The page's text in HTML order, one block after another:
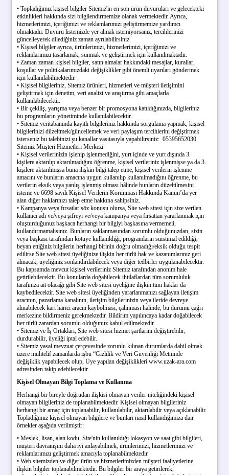
• Topladığımız kişisel bilgiler Sitemiz'in en son ürün duyuruları ve gelecekteki
etkinlikleri hakkında sizi bilgilendirmemize olanak vermektedir. Ayrıca,
hizmetlerimizi, içeriğimizi ve reklamlarımızı geliştirmemize yardımcı
olmaktadır. Duyuru listemizde yer almak istemiyorsanız, tercihlerinizi
güncelleyerek dilediğiniz zaman ayrılabilirsiniz.
• Kişisel bilgiler ayrıca, ürünlerimizi, hizmetlerimizi, içeriğimizi ve
reklamlarımızı tasarlamak, sunmak ve geliştirmek için kullanılmaktadır.
• Zaman zaman kişisel bilgiler, satın almalar hakkındaki mesajlar, kurallar,
koşullar ve politikalarımızdaki değişiklikler gibi önemli uyarıları göndermek
için kullanılabilmektedir.
• Kişisel bilgileriniz, Sitemiz ürünleri, hizmetleri ve müşteri iletişimini
geliştirmek için denetim, veri analizi ve araştırma gibi amaçlarla
kullanılabilecektir.
• Bir çekiliş, yarışma veya benzer bir promosyona katıldığınızda, bilgileriniz
bu programların yönetiminde kullanılabilecektir.
• Sitemiz veritabanında kayıtlı bilgileriniz hakkında sorgulama yapmak, kişisel
bilgilerinizi düzeltmek/güncellemek ve veri paylaşım tercihlerini değiştirmek
isterseniz bu talebinizi şu kanallar vasıtasıyla yapabilirsiniz: 05395652030
Sitemiz Müşteri Hizmetleri Merkezi
• Kişisel verilerinizin işlenip işlenmediğini, yurt içinde ve yurt dışında 3.
kişilere aktarılıp aktarılmadığını öğrenme, kişisel verileriniz işlenmişse ya da 3.
kişilere aktarılmışsa buna ilişkin bilgi talep etme, kişisel verilerin işlenme
amacını ve bunların amacına uygun kullanılıp kullanılmadığını öğrenme, bu
verilerin eksik veya yanlış işlenmiş olması hâlinde bunların düzeltilmesini
isteme ve 6698 sayılı Kişisel Verilerin Korunması Hakkında Kanun’da yer
alan diğer haklarınızı talep etme hakkına sahipsiniz.
• Kampanya veya fırsatlar söz konusu olursa, Site web sitesi için size verilen
kullanıcı adı ve/veya şifreyi ve/veya kampanya veya fırsattan yararlanmak için
oluşturduğunuz başkaca herhangi bir bilgiyi başkasına vermemeli,
kullandırmamalısınız. Bunların saklanmasından sorumlu olduğunuzdan, sizin
veya başkası tarafından kötüye kullanıldığı, programların suistimal edildiği,
beyan ettiğiniz bilgilerin herhangi birinin doğru olmadığı/eksik olduğu tespit
edilirse Site web sitesi üyeliğinize ilişkin her türlü hak ve kazanımlarınız geri
alınacak, üyeliğiniz sonlandırılabilecek veya diğer tedbirler uygulanabilecektir.
Bu kapsamda mevcut kişisel verileriniz Sitemiz tarafından anonim hale
getirilebilecektir. Bu konularda doğabilecek ihtilaflardan tüm sorumluluk
tarafınıza ait olacağı gibi Site web sitesi üyeliğine ilişkin tüm haklar da
kaybedilecektir. Site web sitesi üyeliğinden yararlanmanızı sağlayan iletişim
aracının, pazarlama kanalının, iletişim bilgilerinizin veya ileride devreye
alınabilecek kart harici aracın kaybolması, çalınması halinde, bu durumu çağrı
merkezine bildirmeniz gerekmektedir. Bildirim yapılıncaya kadar doğabilecek
her türlü zarardan sorumlu olduğunuz kabul edilmektedir.
• Sitemiz ve İş Ortakları, Site web sitesi hizmet şartlarını değiştirebilir,
durdurabilir, üyeliği iptal edebilir.
• Sitemiz yasal mevzuat çerçevesinde zorunlu kılınan durumlarda dahil olmak
üzere muhtelif zamanlarda işbu “Gizlilik ve Veri Güvenliği Metninde
değişiklik yapabilecek olup, Üye yapılan değişiklikleri www.uzak-ara.com
adresinden takip edebilecektir.
Kişisel Olmayan Bilgi Toplama ve Kullanma
Herhangi bir bireyle doğrudan ilişkisi olmayan veriler niteliğindeki kişisel
olmayan bilgileriniz de toplanabilmektedir. Kişisel olmayan bilgileriniz
herhangi bir amaç için toplanabilir, kullanılabilir, aktarılabilir veya açıklanabilir.
Topladığımız kişisel olmayan bilgilere ve bunları nasıl kullandığımıza dair
örnekler aşağıda verilmiştir:
• Meslek, lisan, alan kodu, Site'nin kullanıldığı lokasyon ve saat gibi bilgileri,
müşteri davranışını daha iyi anlayabilmek, ürünlerimizi, hizmetlerimizi ve
reklamlarımızı geliştirmek amacıyla toplanabilmektedir.
• Web sitemizden ve diğer ürün ve hizmetlerimizden müşteri faaliyetlerine
ilişkin bilgiler toplanabilmektedir. Bu bilgiler bir araya getirilerek,